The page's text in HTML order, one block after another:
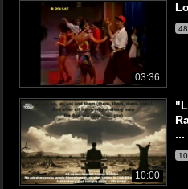
03:36
10:00
...